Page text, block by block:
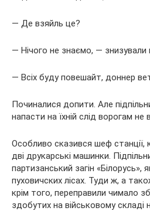
— Де взяйль це?
— Нічого не знаємо, — знизували
— Всіх буду повешайт, доннер
Починалися допити. Але
напасти на їхній слід ворогам не
Особливо сказився шеф станції,
дві друкарські машинки.
партизанський загін «Білорусь»,
пуховичских лісах. Туди ж, а
крім того, переправили чимало
здобутих на військовому складі